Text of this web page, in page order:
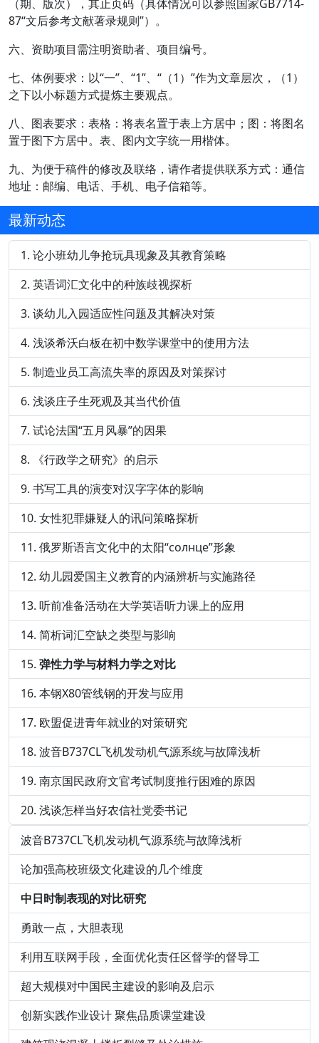
（期、版次），其止页码（具体情况可以参照国家GB7714-
87“文后参考文献著录规则”）。
六、资助项目需注明资助者、项目编号。
七、体例要求：以“一”、“1”、“（1）”作为文章层次，（1）
之下以小标题方式提炼主要观点。
八、图表要求：表格：将表名置于表上方居中；图：将图名
置于图下方居中。表、图内文字统一用楷体。
九、为便于稿件的修改及联络，请作者提供联系方式：通信
地址：邮编、电话、手机、电子信箱等。
最新动态
论小班幼儿争抢玩具现象及其教育策略
英语词汇文化中的种族歧视探析
谈幼儿入园适应性问题及其解决对策
浅谈希沃白板在初中数学课堂中的使用方法
制造业员工高流失率的原因及对策探讨
浅谈庄子生死观及其当代价值
试论法国“五月风暴”的因果
《行政学之研究》的启示
书写工具的演变对汉字字体的影响
女性犯罪嫌疑人的讯问策略探析
俄罗斯语言文化中的太阳“солнце”形象
幼儿园爱国主义教育的内涵辨析与实施路径
听前准备活动在大学英语听力课上的应用
简析词汇空缺之类型与影响
弹性力学与材料力学之对比
本钢X80管线钢的开发与应用
欧盟促进青年就业的对策研究
波音B737CL飞机发动机气源系统与故障浅析
南京国民政府文官考试制度推行困难的原因
浅谈怎样当好农信社党委书记
波音B737CL飞机发动机气源系统与故障浅析
论加强高校班级文化建设的几个维度
中日时制表现的对比研究
勇敢一点，大胆表现
利用互联网手段，全面优化责任区督学的督导工
超大规模对中国民主建设的影响及启示
创新实践作业设计 聚焦品质课堂建设